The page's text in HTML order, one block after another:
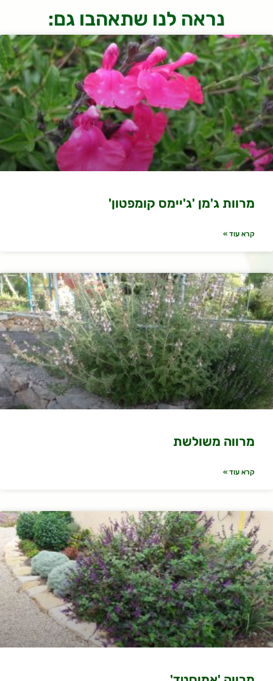
נראה לנו שתאהבו גם:
מרוות ג'מן 'ג'יימס קומפטון'
קרא עוד »
מרווה משולשת
קרא עוד »